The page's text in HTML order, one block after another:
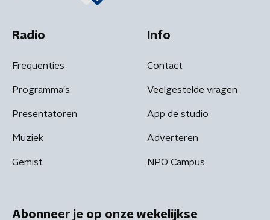
Radio
Frequenties
Programma's
Presentatoren
Muziek
Gemist
Info
Contact
Veelgestelde vragen
App de studio
Adverteren
NPO Campus
Abonneer je op onze wekelijkse